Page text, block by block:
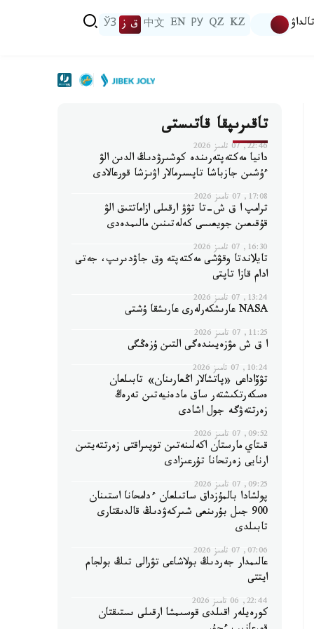
تالداۋ KZ
QZ
РУ
EN
中文 ق ز ЎЗ
تاقىرىپقا قاتىستى
22:46, 07 تامىز 2026
دانيا مەكتەپتەرىندە كوشىرۋدىڭ الدىن الۋ
ءۇشىن جازباشا تاپسىرمالار اۋىزشا قورعالادى
17:08, 07 تامىز 2026
ترامپ ا ق ش-تا تۋۋ ارقىلى ازاماتتىق الۋ
قۇقىعىن جويعىسى كەلەتىنىن مالىمدەدى
16:30, 07 تامىز 2026
تايلاندتا وقۋشى مەكتەپتە وق جاۋدىرىپ، جەتى
ادام قازا تاپتى
13:24, 07 تامىز 2026
NASA عارىشكەرلەرى عارىشقا ۇشتى
11:25, 07 تامىز 2026
ا ق ش مۋزەيىندەگى التىن ۇزەڭگى
10:24, 07 تامىز 2026
تۋۆاداعى «پاتشالار اڭعارىنان» تابىلعان
ەسكەرتكىشتەر ساق مادەنيەتىن تەرەڭ
زەرتتەۋگە جول اشادى
09:52, 07 تامىز 2026
قىتاي مارستان اكەلىنەتىن توپىراقتى زەرتتەيتىن
ارنايى زەرتحانا تۇرعىزادى
09:25, 07 تامىز 2026
پولشادا بالمۇزداق ساتىلعان ءدامحانا استىنان
900 جىل بۇرىنعى شىركەۋدىڭ قالدىقتارى
تابىلدى
07:06, 07 تامىز 2026
عالىمدار جەردىڭ بولاشاعى تۋرالى تىڭ بولجام
ايتتى
22:44, 06 تامىز 2026
كورەيلەر اقىلدى قوسىمشا ارقىلى ىستىقتان